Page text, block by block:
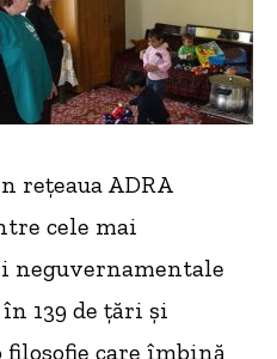
rețeaua ADRA
cele mai
neguvernamentale
139 de ţări şi
filosofie care îmbină